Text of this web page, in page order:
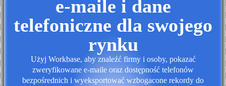
e-maile i dane
telefoniczne dla swojego
rynku
Użyj Workbase, aby znaleźć firmy i osoby, pokazać
zweryfikowane e-maile oraz dostępność telefonów
bezpośrednich i wyeksportować wzbogacone rekordy do